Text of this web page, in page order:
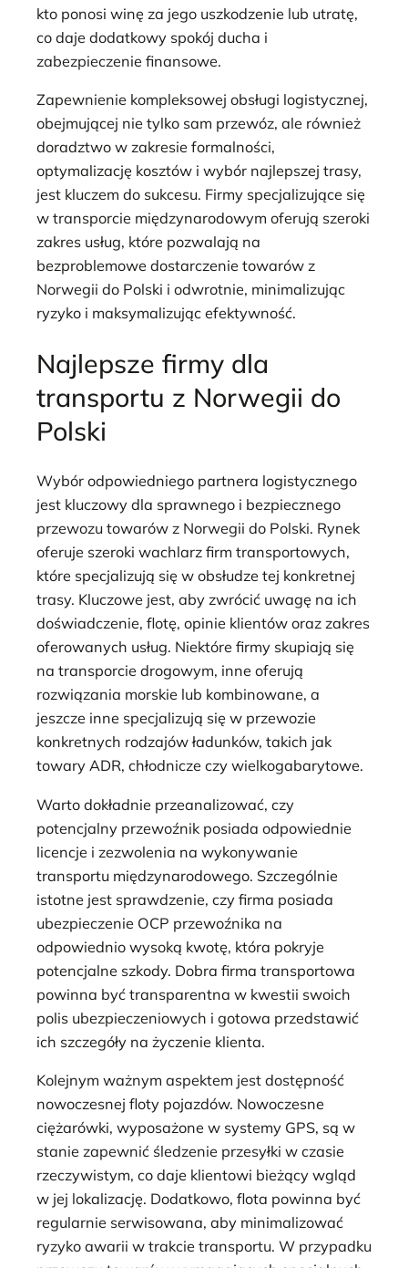
kto ponosi winę za jego uszkodzenie lub utratę,
co daje dodatkowy spokój ducha i
zabezpieczenie finansowe.
Zapewnienie kompleksowej obsługi logistycznej,
obejmującej nie tylko sam przewóz, ale również
doradztwo w zakresie formalności,
optymalizację kosztów i wybór najlepszej trasy,
jest kluczem do sukcesu. Firmy specjalizujące się
w transporcie międzynarodowym oferują szeroki
zakres usług, które pozwalają na
bezproblemowe dostarczenie towarów z
Norwegii do Polski i odwrotnie, minimalizując
ryzyko i maksymalizując efektywność.
Najlepsze firmy dla
transportu z Norwegii do
Polski
Wybór odpowiedniego partnera logistycznego
jest kluczowy dla sprawnego i bezpiecznego
przewozu towarów z Norwegii do Polski. Rynek
oferuje szeroki wachlarz firm transportowych,
które specjalizują się w obsłudze tej konkretnej
trasy. Kluczowe jest, aby zwrócić uwagę na ich
doświadczenie, flotę, opinie klientów oraz zakres
oferowanych usług. Niektóre firmy skupiają się
na transporcie drogowym, inne oferują
rozwiązania morskie lub kombinowane, a
jeszcze inne specjalizują się w przewozie
konkretnych rodzajów ładunków, takich jak
towary ADR, chłodnicze czy wielkogabarytowe.
Warto dokładnie przeanalizować, czy
potencjalny przewoźnik posiada odpowiednie
licencje i zezwolenia na wykonywanie
transportu międzynarodowego. Szczególnie
istotne jest sprawdzenie, czy firma posiada
ubezpieczenie OCP przewoźnika na
odpowiednio wysoką kwotę, która pokryje
potencjalne szkody. Dobra firma transportowa
powinna być transparentna w kwestii swoich
polis ubezpieczeniowych i gotowa przedstawić
ich szczegóły na życzenie klienta.
Kolejnym ważnym aspektem jest dostępność
nowoczesnej floty pojazdów. Nowoczesne
ciężarówki, wyposażone w systemy GPS, są w
stanie zapewnić śledzenie przesyłki w czasie
rzeczywistym, co daje klientowi bieżący wgląd
w jej lokalizację. Dodatkowo, flota powinna być
regularnie serwisowana, aby minimalizować
ryzyko awarii w trakcie transportu. W przypadku